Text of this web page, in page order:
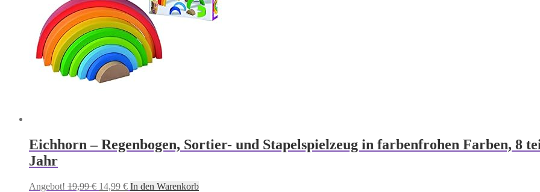
Eichhorn – Regenbogen, Sortier- und Stapelspielzeug in farbenfrohen Farben, 8
Jahr
Angebot! 19,99€ Ursprünglicher
14,99 €Aktueller
In den Warenkorb